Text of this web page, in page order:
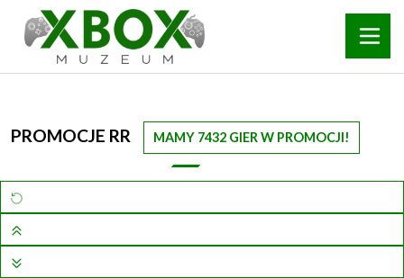
PROMOCJE RR MAMY 7432 GIER W PROMOCJI!